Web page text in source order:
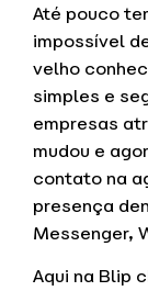
Até pouco
impossível
velho
simples e
empresas
mudou e
contato na
presença
Messenger,
Aqui na Blip